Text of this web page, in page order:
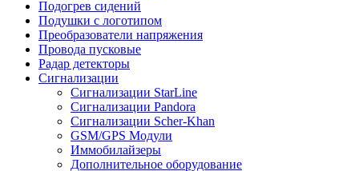
Подогрев сидений
Подушки с логотипом
Преобразователи напряжения
Провода пусковые
Радар детекторы
Сигнализации
Сигнализации StarLine
Сигнализации Pandora
Сигнализации Scher-Khan
GSM/GPS Модули
Иммобилайзеры
Дополнительное оборудование